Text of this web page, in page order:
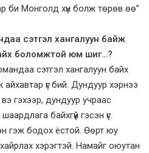
би Монголд хүн болж төрөв өө”
сэтгэл хангалуун байж
боломжтой юм шиг…?
сэтгэл хангалуун байх
айхавтар үг бий. Дундуур хэрнээ
вэ гэхээр, дундуур учраас
байхгүй гэсэн үг.
гэж бодох ёстой. Өөрт юу
хэрэгтэй. Намайг оюутан